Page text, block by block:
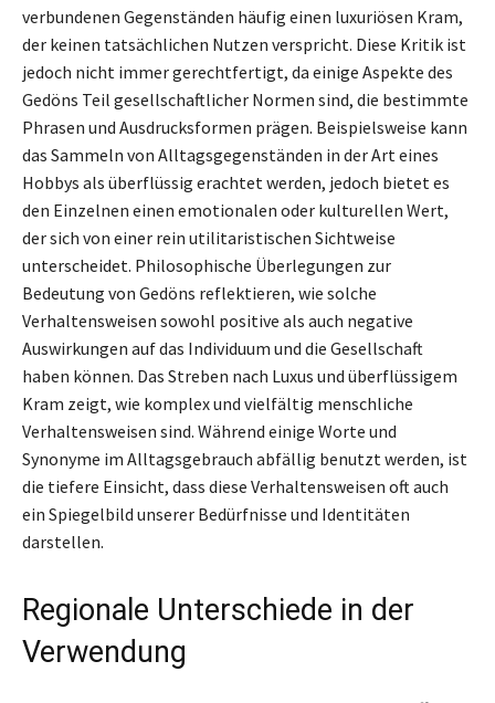
verbundenen Gegenständen häufig einen luxuriösen Kram,
der keinen tatsächlichen Nutzen verspricht. Diese Kritik ist
jedoch nicht immer gerechtfertigt, da einige Aspekte des
Gedöns Teil gesellschaftlicher Normen sind, die bestimmte
Phrasen und Ausdrucksformen prägen. Beispielsweise kann
das Sammeln von Alltagsgegenständen in der Art eines
Hobbys als überflüssig erachtet werden, jedoch bietet es
den Einzelnen einen emotionalen oder kulturellen Wert,
der sich von einer rein utilitaristischen Sichtweise
unterscheidet. Philosophische Überlegungen zur
Bedeutung von Gedöns reflektieren, wie solche
Verhaltensweisen sowohl positive als auch negative
Auswirkungen auf das Individuum und die Gesellschaft
haben können. Das Streben nach Luxus und überflüssigem
Kram zeigt, wie komplex und vielfältig menschliche
Verhaltensweisen sind. Während einige Worte und
Synonyme im Alltagsgebrauch abfällig benutzt werden, ist
die tiefere Einsicht, dass diese Verhaltensweisen oft auch
ein Spiegelbild unserer Bedürfnisse und Identitäten
darstellen.
Regionale Unterschiede in der
Verwendung